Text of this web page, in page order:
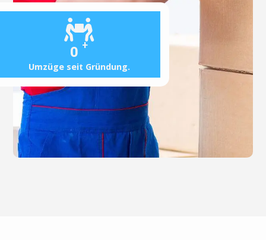
0 +
Umzüge seit Gründung.